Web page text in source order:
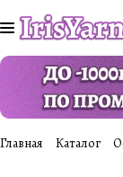
Главная Каталог